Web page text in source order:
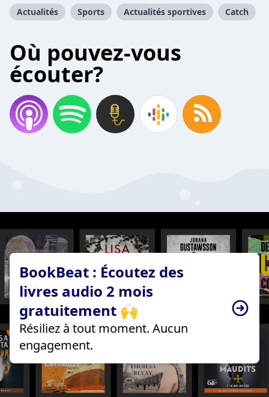
Actualités Sports Actualités sportives Catch
Où pouvez-vous
écouter?
BookBeat : Écoutez des
livres audio 2 mois
gratuitement 🙌
Résiliez à tout moment. Aucun
engagement.